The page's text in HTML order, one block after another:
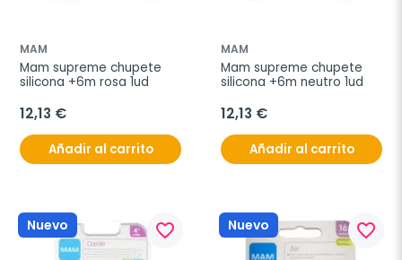
MAM
Mam supreme chupete
silicona +6m rosa 1ud
12,13 €
Añadir al carrito
MAM
Mam supreme chupete
silicona +6m neutro 1ud
12,13 €
Añadir al carrito
Nuevo favorite_border Nuevo favorite_border